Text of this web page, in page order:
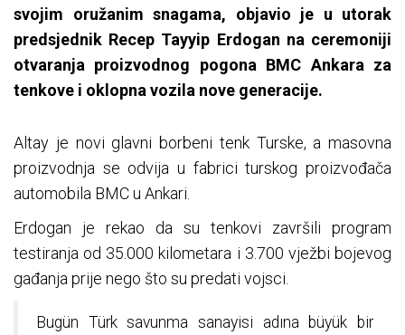
svojim oružanim snagama, objavio je u utorak
predsjednik Recep Tayyip Erdogan na ceremoniji
otvaranja proizvodnog pogona BMC Ankara za
tenkove i oklopna vozila nove generacije.
Altay je novi glavni borbeni tenk Turske, a masovna
proizvodnja se odvija u fabrici turskog proizvođača
automobila BMC u Ankari.
Erdogan je rekao da su tenkovi završili program
testiranja od 35.000 kilometara i 3.700 vježbi bojevog
gađanja prije nego što su predati vojsci.
Bugün Türk savunma sanayisi adına büyük bir